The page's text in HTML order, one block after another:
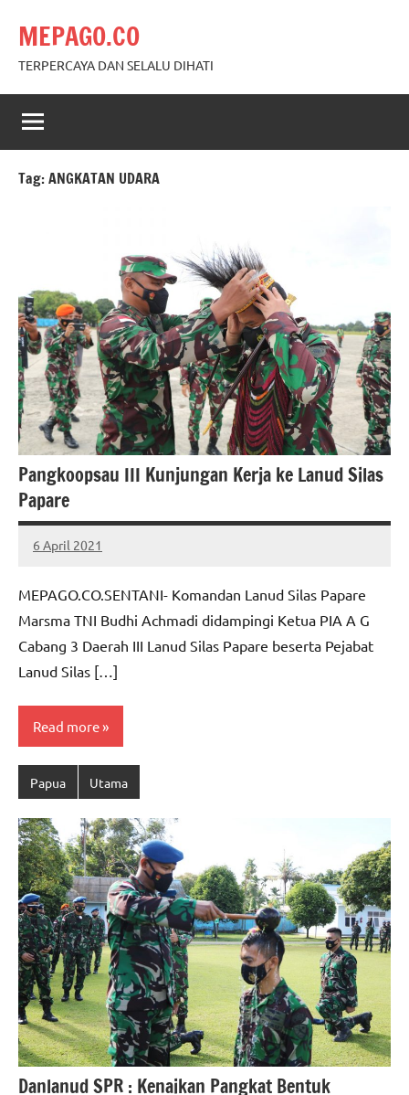
content
MEPAGO.CO
TERPERCAYA DAN SELALU DIHATI
Tag:ANGKATAN UDARA
Pangkoopsau III Kunjungan Kerja ke Lanud Silas
Papare
6 April 2021
MEPAGO
No
MEPAGO.CO.SENTANI- Komandan Lanud Silas Papare
Marsma TNI Budhi Achmadi didampingi Ketua PIA A G
Cabang 3 Daerah III Lanud Silas Papare beserta Pejabat
Lanud Silas […]
Read more
Papua Utama
Danlanud SPR : Kenaikan Pangkat Bentuk